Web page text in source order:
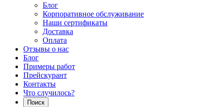
Блог
Корпоративное обслуживание
Наши сертификаты
Доставка
Оплата
Отзывы о нас
Блог
Примеры работ
Прейскурант
Контакты
Что случилось?
Поиск